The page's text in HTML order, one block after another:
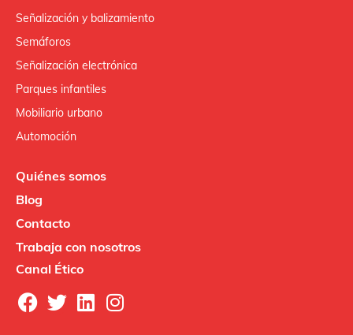
Señalización y balizamiento
Semáforos
Señalización electrónica
Parques infantiles
Mobiliario urbano
Automoción
Quiénes somos
Blog
Contacto
Trabaja con nosotros
Canal Ético